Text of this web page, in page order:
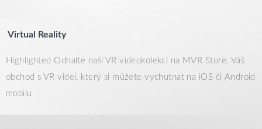
Virtual Reality
Highlighted Odhalte naši VR videokolekci na MVR Store. Váš
obchod s VR videi, který si můžete vychutnat na iOS či Android
mobilu